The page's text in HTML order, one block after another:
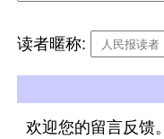
读者暱称:
欢迎您的留言反馈。